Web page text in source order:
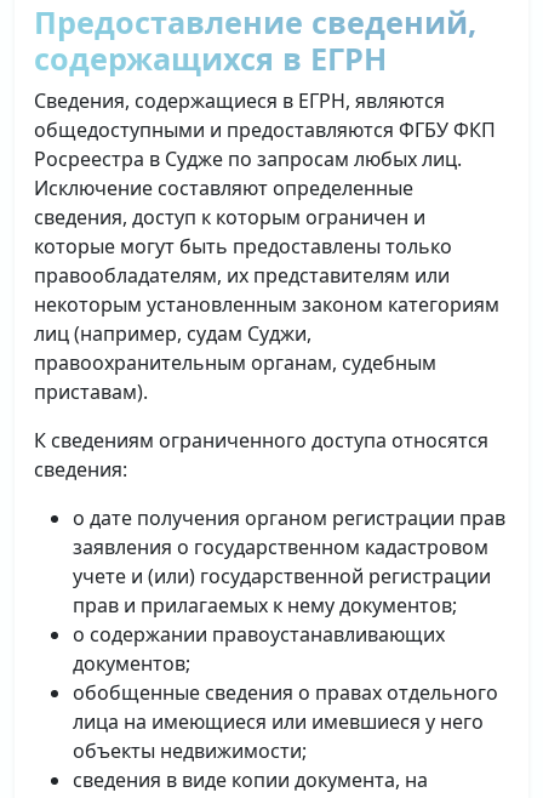
Предоставление сведений,
содержащихся в ЕГРН
Сведения, содержащиеся в ЕГРН, являются
общедоступными и предоставляются ФГБУ ФКП
Росреестра в Судже по запросам любых лиц.
Исключение составляют определенные
сведения, доступ к которым ограничен и
которые могут быть предоставлены только
правообладателям, их представителям или
некоторым установленным законом категориям
лиц (например, судам Суджи,
правоохранительным органам, судебным
приставам).
К сведениям ограниченного доступа относятся
сведения:
о дате получения органом регистрации прав
заявления о государственном кадастровом
учете и (или) государственной регистрации
прав и прилагаемых к нему документов;
о содержании правоустанавливающих
документов;
обобщенные сведения о правах отдельного
лица на имеющиеся или имевшиеся у него
объекты недвижимости;
сведения в виде копии документа, на